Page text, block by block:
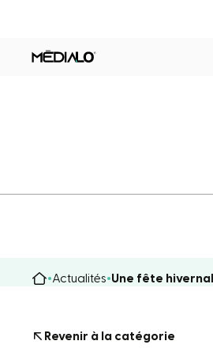
Actualités Une fête
Revenir à la catégorie